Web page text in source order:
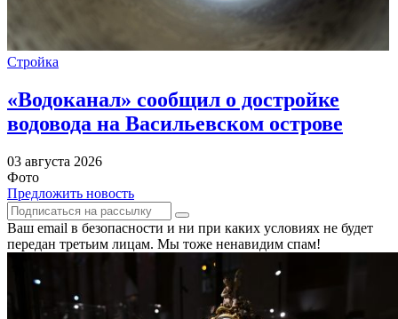
Стройка
«Водоканал» сообщил о достройке
водовода на Васильевском острове
03 августа 2026
Фото
Предложить новость
Ваш email в безопасности и ни при каких условиях не будет
передан третьим лицам. Мы тоже ненавидим спам!